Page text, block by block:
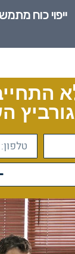
ייפוי כוח
גורביץ